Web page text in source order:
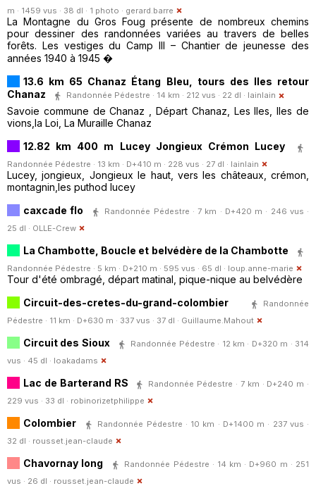
m · 1459 vus · 38 dl · 1 photo · gerard.barre
La Montagne du Gros Foug présente de nombreux chemins
pour dessiner des randonnées variées au travers de belles
forêts. Les vestiges du Camp III – Chantier de jeunesse des
années 1940 à 1945 �
13.6 km 65 Chanaz Étang Bleu, tours des Iles retour
Chanaz
Randonnée Pédestre · 14 km · 212 vus · 22 dl · lainlain
Savoie commune de Chanaz , Départ Chanaz, Les Iles, Iles de
vions,la Loi, La Muraille Chanaz
12.82 km 400 m Lucey Jongieux Crémon Lucey
Randonnée Pédestre · 13 km · D+410 m · 228 vus · 27 dl · lainlain
Lucey, jongieux, Jongieux le haut, vers les châteaux, crémon,
montagnin,les puthod lucey
caxcade flo
Randonnée Pédestre · 7 km · D+420 m · 246 vus ·
25 dl · OLLE-Crew
La Chambotte, Boucle et belvédère de la Chambotte
Randonnée Pédestre · 5 km · D+210 m · 595 vus · 65 dl · loup.anne-marie
Tour d'été ombragé, départ matinal, pique-nique au belvédère
Circuit-des-cretes-du-grand-colombier
Randonnée
Pédestre · 11 km · D+630 m · 337 vus · 37 dl · Guillaume.Mahout
Circuit des Sioux
Randonnée Pédestre · 12 km · D+320 m · 314
vus · 45 dl · loakadams
Lac de Barterand RS
Randonnée Pédestre · 7 km · D+240 m ·
229 vus · 33 dl · robinorizetphilippe
Colombier
Randonnée Pédestre · 10 km · D+1400 m · 237 vus ·
32 dl · rousset.jean-claude
Chavornay long
Randonnée Pédestre · 14 km · D+960 m · 251
vus · 26 dl · rousset.jean-claude